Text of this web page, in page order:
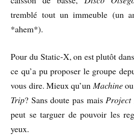
tremblé tout un immeuble (un
*ahem*).
Pour du Static-X, on est plutôt
ce qu’a pu proposer le groupe
vous dire. Mieux qu’unMachine
Trip? Sans doute pas maisProject
peut se targuer de pouvoir les
yeux.